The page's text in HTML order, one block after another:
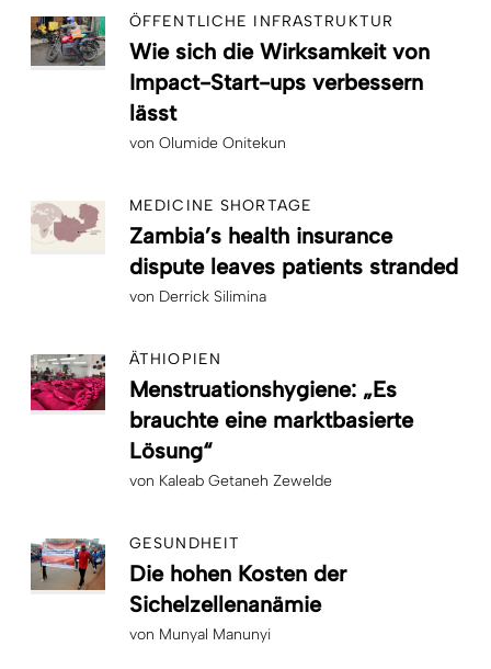
ÖFFENTLICHE INFRASTRUKTUR
Wie sich die Wirksamkeit von
Impact-Start-ups verbessern
lässt
von Olumide Onitekun
MEDICINE SHORTAGE
Zambia’s health insurance
dispute leaves patients stranded
von Derrick Silimina
ÄTHIOPIEN
Menstruationshygiene: „Es
brauchte eine marktbasierte
Lösung“
von Kaleab Getaneh Zewelde
GESUNDHEIT
Die hohen Kosten der
Sichelzellenanämie
von Munyal Manunyi